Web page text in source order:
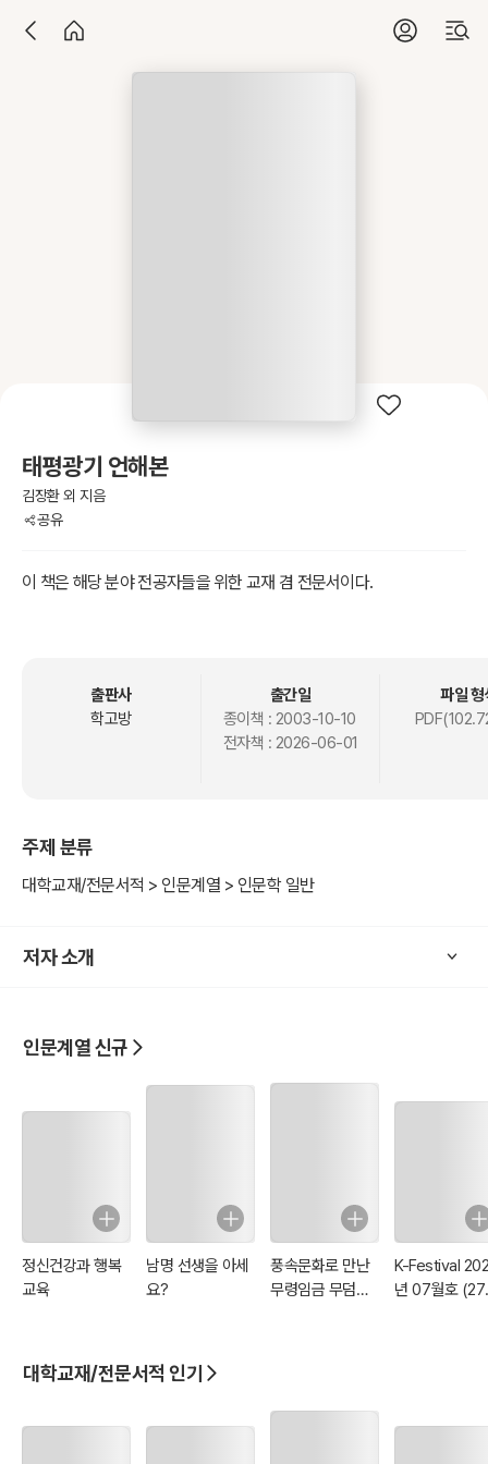
태평광기 언해본
김장환 외 지음
공유
이 책은 해당 분야 전공자들을 위한 교재 겸 전문서이다.
출판사
학고방
출간일
종이책 : 2003-10-10
전자책 : 2026-06-01
파일 형
주제 분류
대학교재/전문서적 > 인문계열 > 인문학 일반
저자 소개
인문계열 신규
정신건강과 행복
교육
남명 선생을 아세
요?
풍속문화로 만난
무령임금 무덤의
K-Festival
년 07월호
대학교재/전문서적 인기